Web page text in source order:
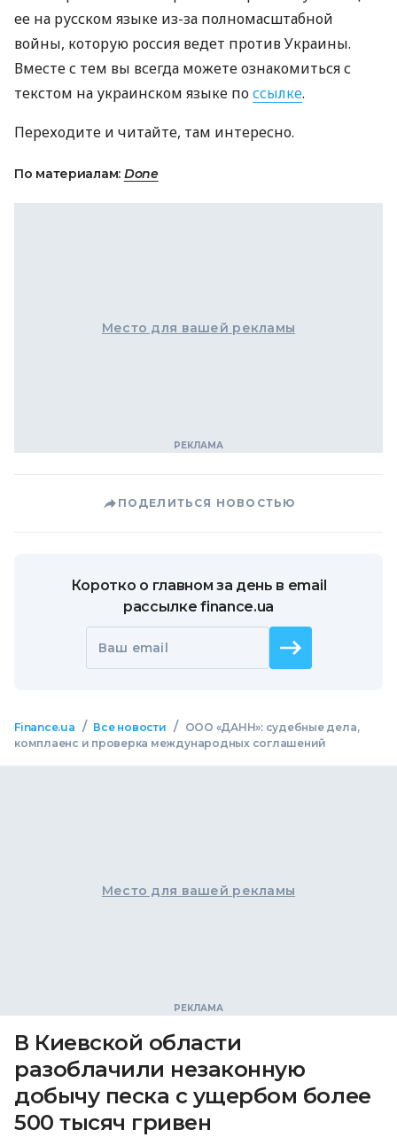
ее на русском языке из-за полномасштабной
войны, которую россия ведет против Украины.
Вместе с тем вы всегда можете ознакомиться с
текстом на украинском языке поссылке.
Переходите и читайте, там интересно.
По материалам: Done
Место для вашей рекламы
ПОДЕЛИТЬСЯ НОВОСТЬЮ
Коротко о главном за день в email
рассылке finance.ua
Ваш email
Finance.ua / Все новости /
ООО «ДАНН»: судебные дела,
комплаенс и проверка международных соглашений
Место для вашей рекламы
В Киевской области
разоблачили незаконную
добычу песка с ущербом более
500 тысяч гривен